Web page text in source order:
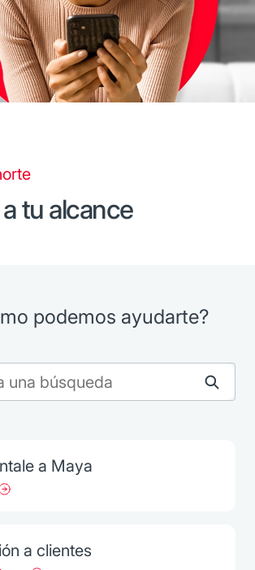
tu alcance
podemos ayudarte?
a Maya
a clientes